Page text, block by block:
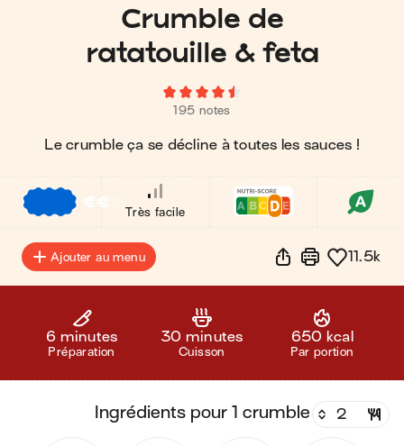
Crumble de
ratatouille & feta
195 notes
Le crumble ça se décline à toutes les sauces !
€€
Très facile
Ajouter au menu 11.5k
6 minutes
Préparation
30 minutes
Cuisson
650 kcal
Par portion
ingrédients pour 1 crumble